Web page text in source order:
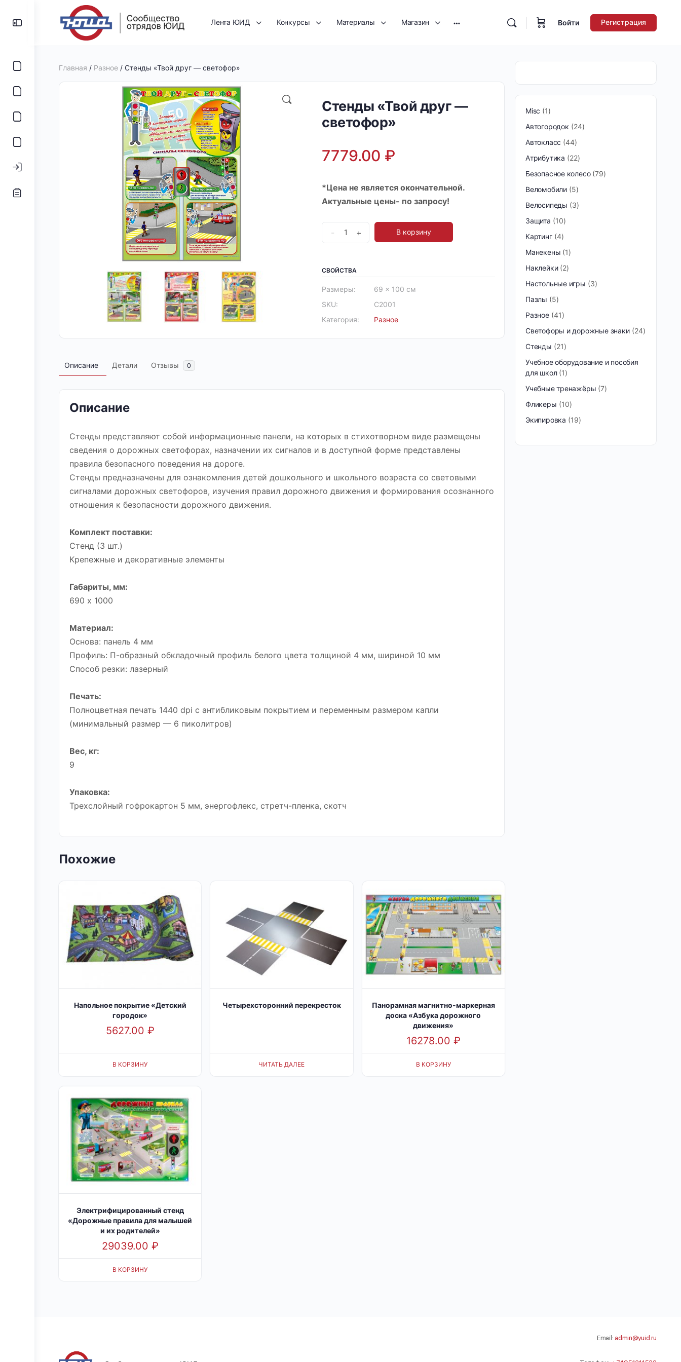
Лента ЮИД Конкурсы Материалы Магазин Войти Регистрация
Главная / Разное / Стенды «Твой друг — светофор»
Стенды «Твой друг —
светофор»
7779.00 ₽
*Цена не является окончательной.
Актуальные цены- по запросу!
- + В корзину
СВОЙСТВА
Размеры:
69 × 100 см
SKU:
С2001
Категория:
Разное
Описание Детали Отзывы 0
Описание
Стенды представляют собой информационные панели, на которых в стихотворном виде размещены
сведения о дорожных светофорах, назначении их сигналов и в доступной форме представлены
правила безопасного поведения на дороге.
Стенды предназначены для ознакомления детей дошкольного и школьного возраста со световыми
сигналами дорожных светофоров, изучения правил дорожного движения и формирования осознанного
отношения к безопасности дорожного движения.
Комплект поставки:
Стенд (3 шт.)
Крепежные и декоративные элементы
Габариты, мм:
690 х 1000
Материал:
Основа: панель 4 мм
Профиль: П-образный обкладочный профиль белого цвета толщиной 4 мм, шириной 10 мм
Способ резки: лазерный
Печать:
Полноцветная печать 1440 dpi с антибликовым покрытием и переменным размером капли
(минимальный размер — 6 пиколитров)
Вес, кг:
9
Упаковка:
Трехслойный гофрокартон 5 мм, энергофлекс, стретч-пленка, скотч
Похожие
Напольное покрытие «Детский
городок»
5627.00 ₽
В КОРЗИНУ
Четырехсторонний перекресток
ЧИТАТЬ ДАЛЕЕ
Панорамная магнитно-маркерная
доска «Азбука дорожного
движения»
16278.00 ₽
В КОРЗИНУ
Электрифицированный стенд
«Дорожные правила для малышей
и их родителей»
29039.00 ₽
В КОРЗИНУ
Misc
1
Автогородок
24
Автокласс 44
Атрибутика
22
Безопасное колесо 79
Веломобили 5
Велосипеды
3
Защита
10
Картинг 4
Манекены 1
Наклейки 2
Настольные игры
3
Пазлы
5
Разное 41
Светофоры и дорожные знаки
24
Стенды
21
Учебное оборудование и пособия
для школ 1
Учебные тренажёры 7
Фликеры
10
Экипировка
19
Email: admin@yuid.ru